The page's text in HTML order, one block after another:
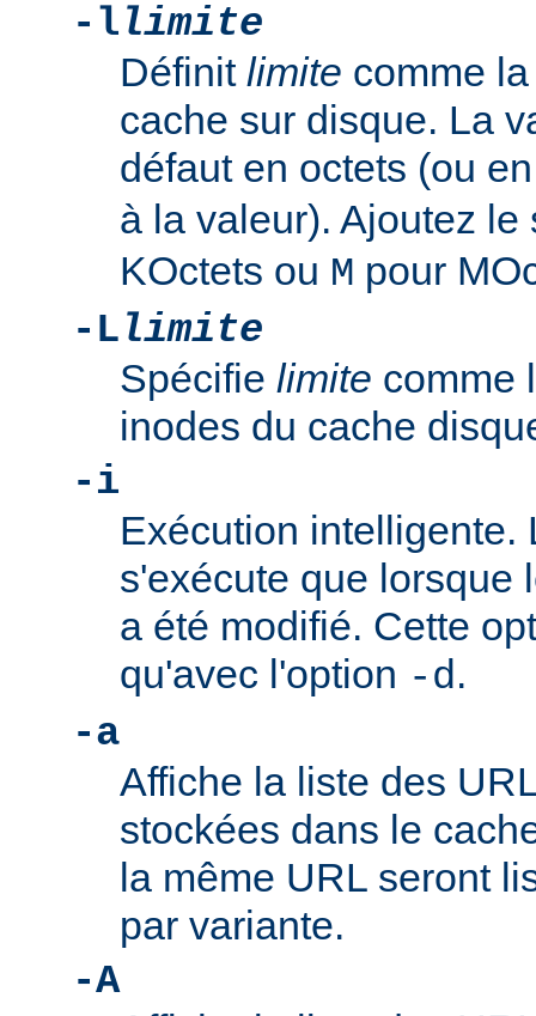
-llimite
Définit limite comme
cache sur disque. La
défaut en octets (ou
à la valeur). Ajoutez
KOctets ou M pour
-Llimite
Spécifie limite comme
inodes du cache
-i
Exécution intelligente.
s'exécute que lorsque
a été modifié. Cette
qu'avec l'option -d.
-a
Affiche la liste des
stockées dans le
la même URL seront
par variante.
-A